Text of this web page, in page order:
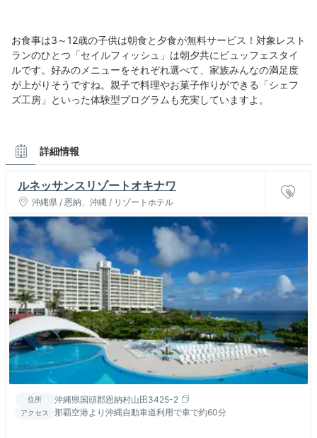
お食事は3～12歳の子供は朝食と夕食が無料サービス！対象レスト
ランのひとつ「セイルフィッシュ」は朝夕共にビュッフェスタイ
ルです。好みのメニューをそれぞれ選べて、家族みんなの満足度
が上がりそうですね。親子で料理やお菓子作りができる「シェフ
ズ工房」といった体験型プログラムも充実していますよ。
詳細情報
ルネッサンスリゾートオキナワ
沖縄県 / 恩納、沖縄 / リゾートホテル
住所 沖縄県国頭郡恩納村山田3425-2
アクセス 那覇空港より沖縄自動車道利用で車で約60分